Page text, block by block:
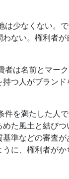
少なくない。
ない。権利者
は名前とマー
つ人がブランド
を満たした人
た風土と結び
準などの審査
に、権利者が